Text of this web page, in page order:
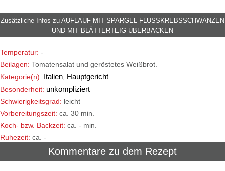
Zusätzliche Infos zu AUFLAUF MIT SPARGEL FLUSSKREBSSCHWÄNZEN
UND MIT BLÄTTERTEIG ÜBERBACKEN
Temperatur: -
Beilagen: Tomatensalat und geröstetes Weißbrot.
Kategorie(n): Italien Hauptgericht
Besonderheit: unkompliziert
Schwierigkeitsgrad: leicht
Vorbereitungszeit: ca. 30 min.
Koch- bzw. Backzeit: ca. - min.
Ruhezeit: ca. -
Kommentare zu dem Rezept